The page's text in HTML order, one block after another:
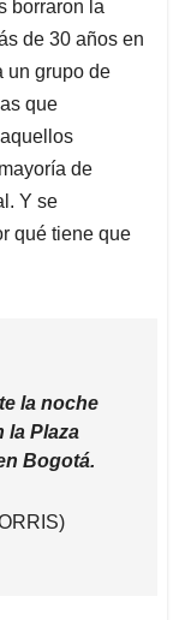
borraron la
de 30 años en
un grupo de
que
de
Y se
qué tiene que
la noche
la Plaza
Bogotá.